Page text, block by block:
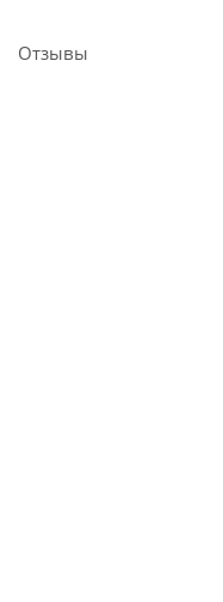
Отзывы